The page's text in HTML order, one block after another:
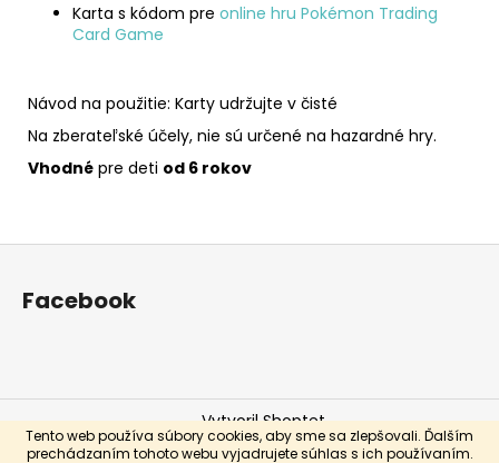
Tento web používa súbory cookies, aby sme sa zlepšovali. Ďalším
prechádzaním tohoto webu vyjadrujete súhlas s ich používaním.
Karta s kódom pre online hru Pokémon Trading
Card Game
Návod na použitie: Karty udržujte v čisté
Na zberateľské účely, nie sú určené na hazardné hry.
Vhodné pre deti od 6 rokov
Z
i
e
Facebook
Vytvoril Shoptet
Copyright 2026Ortopedické podložky.sk. Všetky práva